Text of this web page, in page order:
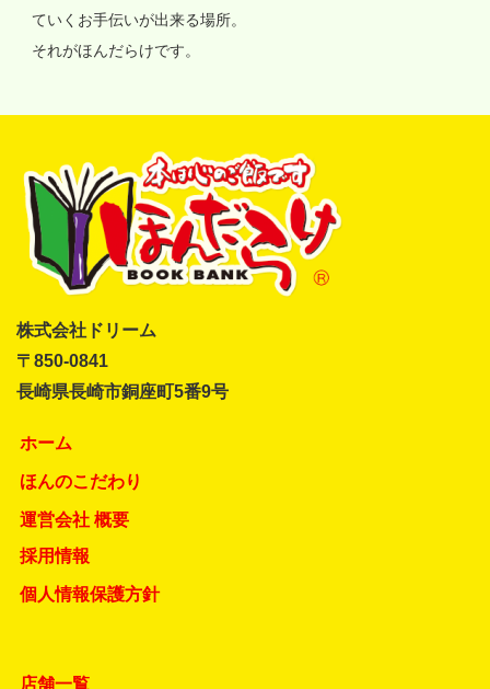
ていくお手伝いが出来る場所。
それがほんだらけです。
株式会社ドリーム
〒850-0841
長崎県長崎市銅座町5番9号
ホーム
ほんのこだわり
運営会社 概要
採用情報
個人情報保護方針
店舗一覧